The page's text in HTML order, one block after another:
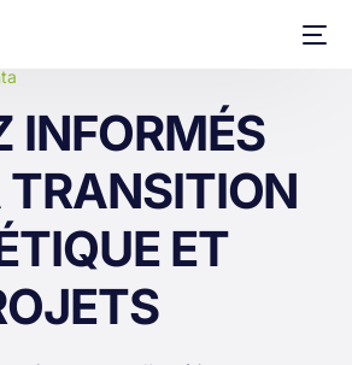
INFORMÉS
TRANSITION
ET